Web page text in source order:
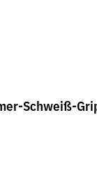
Schweiß-